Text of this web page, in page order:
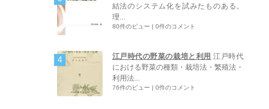
結法のシステム化を試みたものある。
理...
80件のビュー | 0件のコメント
江戸時代の野菜の栽培と利用 江戸時代
における野菜の種類・栽培法・繁殖法・
利用法...
76件のビュー | 0件のコメント